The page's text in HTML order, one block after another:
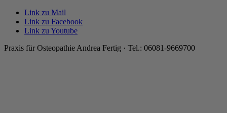
Link zu Mail
Link zu Facebook
Link zu Youtube
Praxis für Osteopathie Andrea Fertig · Tel.: 06081-9669700